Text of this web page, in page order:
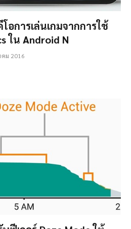
อการเล่นเกมจากการใช้
ใน Android N
ม 2016